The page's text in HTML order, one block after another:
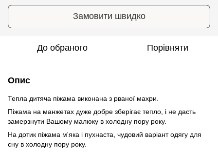
Замовити швидко
До обраного Порівняти
Опис
Тепла дитяча піжама виконана з рваної махри.
Піжама на манжетах дуже добре зберігає тепло, і не дасть
замерзнути Вашому малюку в холодну пору року.
На дотик піжама м'яка і пухнаста, чудовий варіант одягу для
сну в холодну пору року.